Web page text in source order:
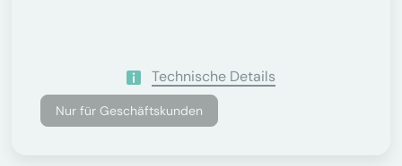
Technische Details
Nur für Geschäftskunden